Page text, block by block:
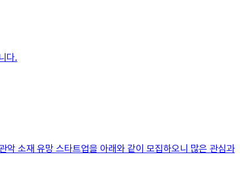
다.
소재 유망 스타트업을 아래와 같이 모집하오니 많은 관심과